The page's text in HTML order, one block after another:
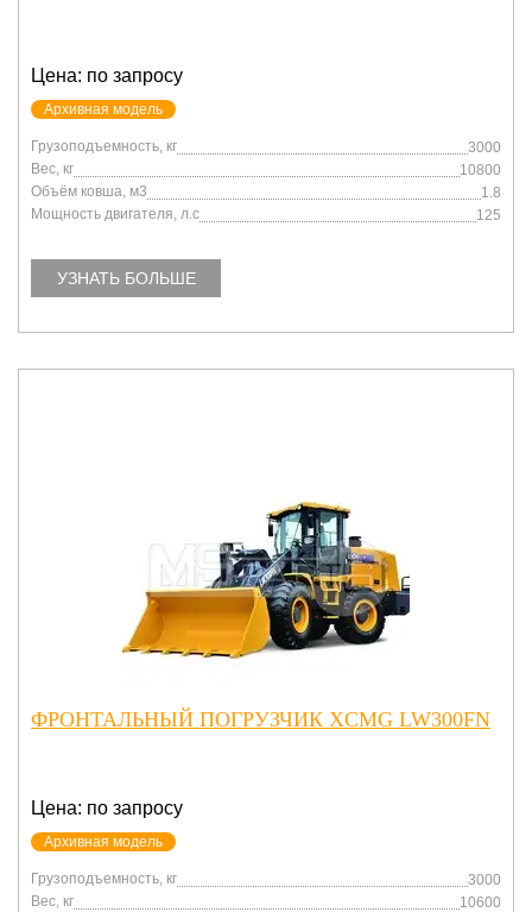
Цена: по запросу
Архивная модель
Грузоподъемность, кг
3000
Вес, кг
10800
Объём ковша, м3
1.8
Мощность двигателя, л.с
125
УЗНАТЬ БОЛЬШЕ
ФРОНТАЛЬНЫЙ ПОГРУЗЧИК XCMG LW300FN
Цена: по запросу
Архивная модель
Грузоподъемность, кг
3000
Вес, кг
10600